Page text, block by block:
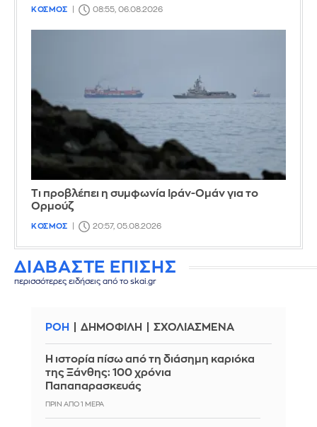
ΚΟΣΜΟΣ 08:55, 06.08.2026
Τι προβλέπει η συμφωνία Ιράν-Ομάν για το
Ορμούζ
ΚΟΣΜΟΣ 20:57, 05.08.2026
ΔΙΑΒΑΣΤΕ ΕΠΙΣΗΣ
περισσότερες ειδήσεις από το skai.gr
ΡΟΗ ΔΗΜΟΦΙΛΗ ΣΧΟΛΙΑΣΜΕΝΑ
Η ιστορία πίσω από τη διάσημη καριόκα
της Ξάνθης: 100 χρόνια
Παπαπαρασκευάς
ΠΡΙΝ ΑΠΌ 1 ΜΈΡΑ